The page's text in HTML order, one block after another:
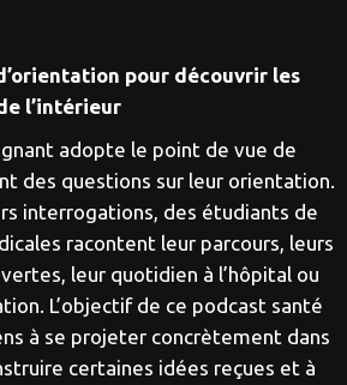
pour découvrir les
l’intérieur
adopte le point de vue de
des questions sur leur orientation.
interrogations, des étudiants de
racontent leur parcours, leurs
leur quotidien à l’hôpital ou
L’objectif de ce podcast santé
à se projeter concrètement dans
certaines idées reçues et à